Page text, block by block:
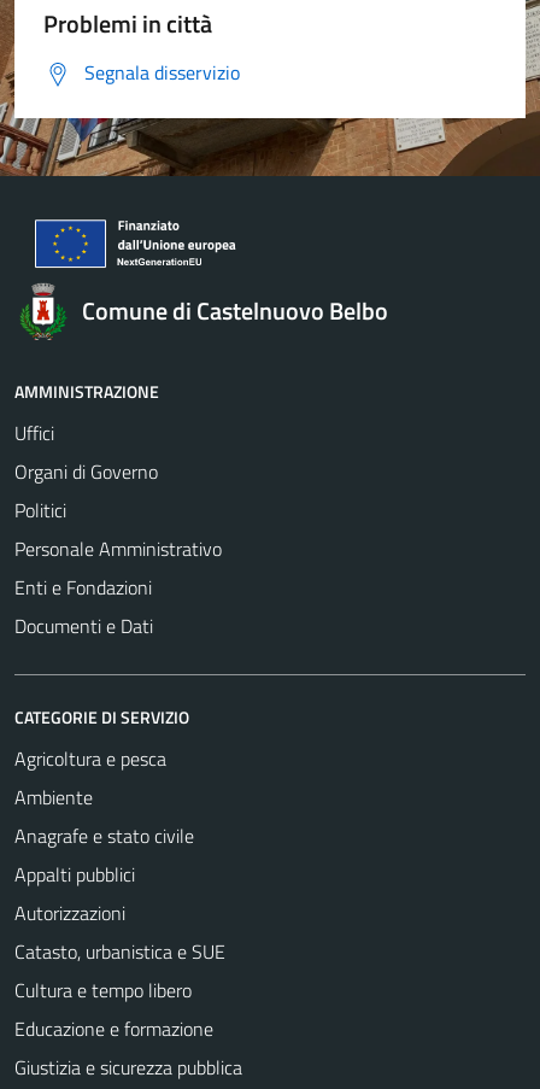
Problemi in città
Segnala disservizio
Comune di Castelnuovo Belbo
AMMINISTRAZIONE
Uffici
Organi di Governo
Politici
Personale Amministrativo
Enti e Fondazioni
Documenti e Dati
CATEGORIE DI SERVIZIO
Agricoltura e pesca
Ambiente
Anagrafe e stato civile
Appalti pubblici
Autorizzazioni
Catasto, urbanistica e SUE
Cultura e tempo libero
Educazione e formazione
Giustizia e sicurezza pubblica